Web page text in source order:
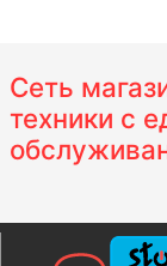
Сеть
техники с